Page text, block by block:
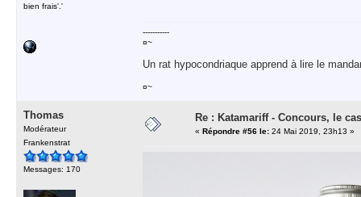
bien frais'.'
-----------
¤~
Un rat hypocondriaque apprend à lire le
¤~
Thomas
Modérateur
Frankenstrat
Messages: 170
Re : Katamariff - Concours, le
« Répondre #56 le: 24 Mai 2019, 23h13 »